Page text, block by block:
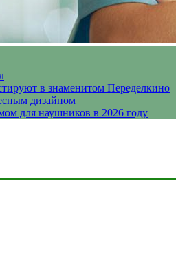
в знаменитом Переделкино
дизайном
для наушников в 2026 году